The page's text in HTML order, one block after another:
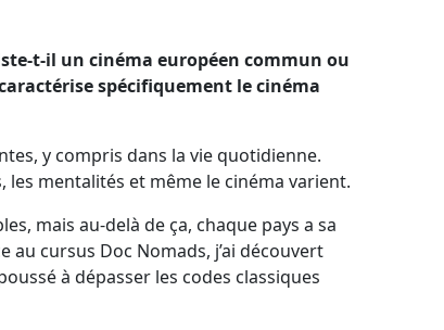
t-il un cinéma européen commun ou
spécifiquement le cinéma
y compris dans la vie quotidienne.
les mentalités et même le cinéma varient.
mais au-delà de ça, chaque pays a sa
cursus Doc Nomads, j’ai découvert
à dépasser les codes classiques